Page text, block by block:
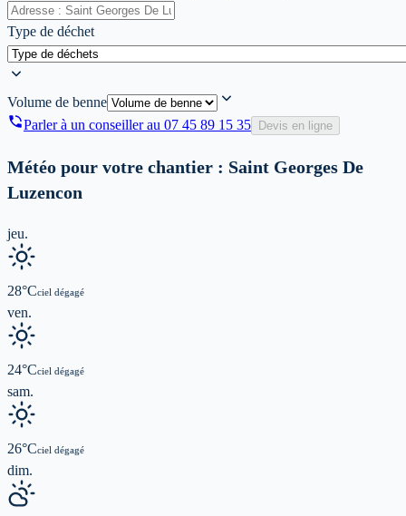
Type de déchet
Volume de benne
Parler à un conseiller au 07 45 89 15 35 Devis en ligne
Météo pour votre chantier : Saint Georges De
Luzencon
jeu.
28°Cciel dégagé
ven.
24°Cciel dégagé
sam.
26°Cciel dégagé
dim.